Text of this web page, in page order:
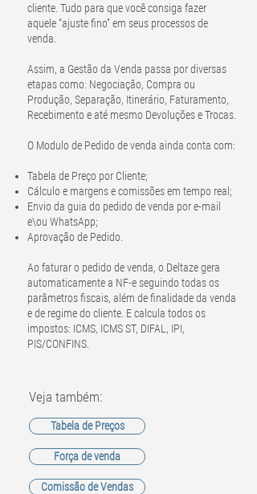
cliente. Tudo para que você consiga fazer
aquele “ajuste fino” em seus processos de
venda.
Assim, a Gestão da Venda passa por diversas
etapas como: Negociação, Compra ou
Produção, Separação, Itinerário, Faturamento,
Recebimento e até mesmo Devoluções e Trocas.
O Modulo de Pedido de venda ainda conta com:
Tabela de Preço por Cliente;
Cálculo e margens e comissões em tempo real;
Envio da guia do pedido de venda por e-mail
e\ou WhatsApp;
Aprovação de Pedido.
Ao faturar o pedido de venda, o Deltaze gera
automaticamente a NF-e seguindo todas os
parâmetros fiscais, além de finalidade da venda
e de regime do cliente. E calcula todos os
impostos: ICMS, ICMS ST, DIFAL, IPI,
PIS/CONFINS.
Veja também:
Tabela de Preços
Força de venda
Comissão de Vendas